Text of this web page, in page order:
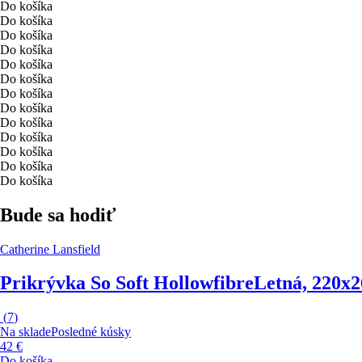
Do košíka
Do košíka
Do košíka
Do košíka
Do košíka
Do košíka
Do košíka
Do košíka
Do košíka
Do košíka
Do košíka
Do košíka
Do košíka
Bude sa hodiť
Catherine Lansfield
Prikrývka So Soft HollowfibreLetná,
(7)
Na skladePosledné kúsky
42 €